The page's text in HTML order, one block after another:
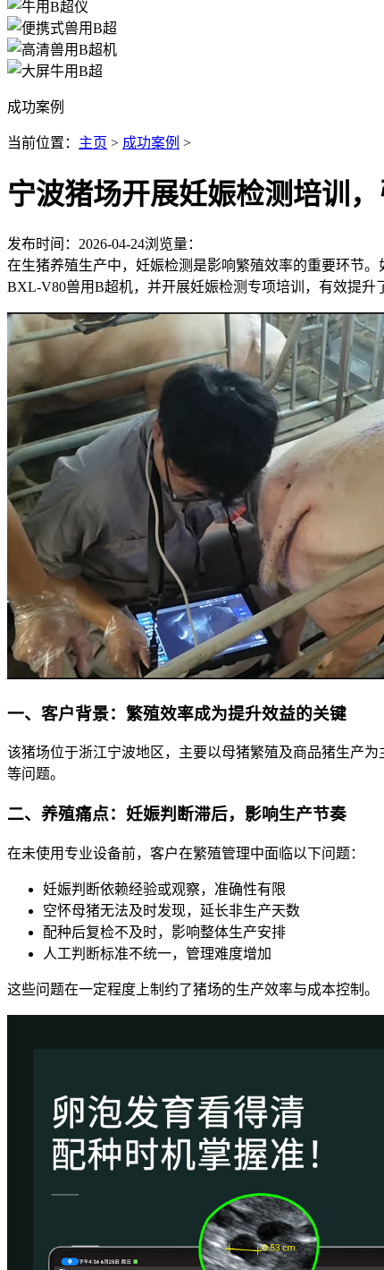
成功案例
当前位置： 主页 > 成功案例 >
宁波猪场开展妊娠检测培训
发布时间：2026-04-24浏览量：
在生猪养殖生产中，妊娠检测是影响繁殖效率的重要环节
BXL-V80兽用B超机，并开展妊娠检测专项培训，有效提升
一、客户背景：繁殖效率成为提升效益的关键
该猪场位于浙江宁波地区，主要以母猪繁殖及商品猪生产
等问题。
二、养殖痛点：妊娠判断滞后，影响生产节奏
在未使用专业设备前，客户在繁殖管理中面临以下问题：
妊娠判断依赖经验或观察，准确性有限
空怀母猪无法及时发现，延长非生产天数
配种后复检不及时，影响整体生产安排
人工判断标准不统一，管理难度增加
这些问题在一定程度上制约了猪场的生产效率与成本控制。